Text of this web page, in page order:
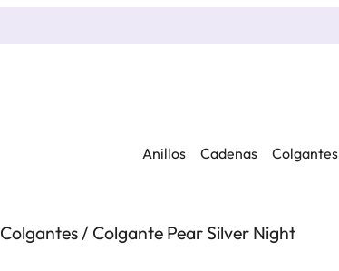
Anillos Cadenas Colgantes
Colgantes / Colgante Pear Silver Night